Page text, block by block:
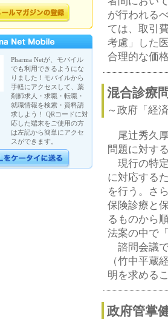
Pharma Netが、モバイル
でも利用できるようにな
りました！モバイルから
手軽にアクセスして、薬
剤師求人・求職・転職・
就職情報を検索・資料請
求しよう！ QRコードに対
応した端末をご使用の方
は左記から簡単にアクセ
スができます。
が行われる
ては、取引
考慮」した
合理的な価
混合診療
～政府「経
尾辻秀久
問題に対す
現行の特
に対応する
を行う。さ
保険診療と
るものから
法案の中で
諮問会議
（竹中平蔵
明を求める
政府管掌